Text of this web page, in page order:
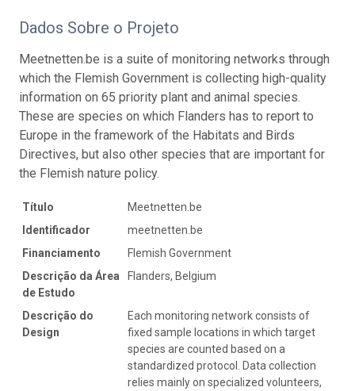
Dados Sobre o Projeto
Meetnetten.be is a suite of monitoring networks through
which the Flemish Government is collecting high-quality
information on 65 priority plant and animal species.
These are species on which Flanders has to report to
Europe in the framework of the Habitats and Birds
Directives, but also other species that are important for
the Flemish nature policy.
Título
Meetnetten.be
Identificador
meetnetten.be
Financiamento
Flemish Government
Descrição da Área
de Estudo
Flanders, Belgium
Descrição do
Design
Each monitoring network consists of
fixed sample locations in which target
species are counted based on a
standardized protocol. Data collection
relies mainly on specialized volunteers,